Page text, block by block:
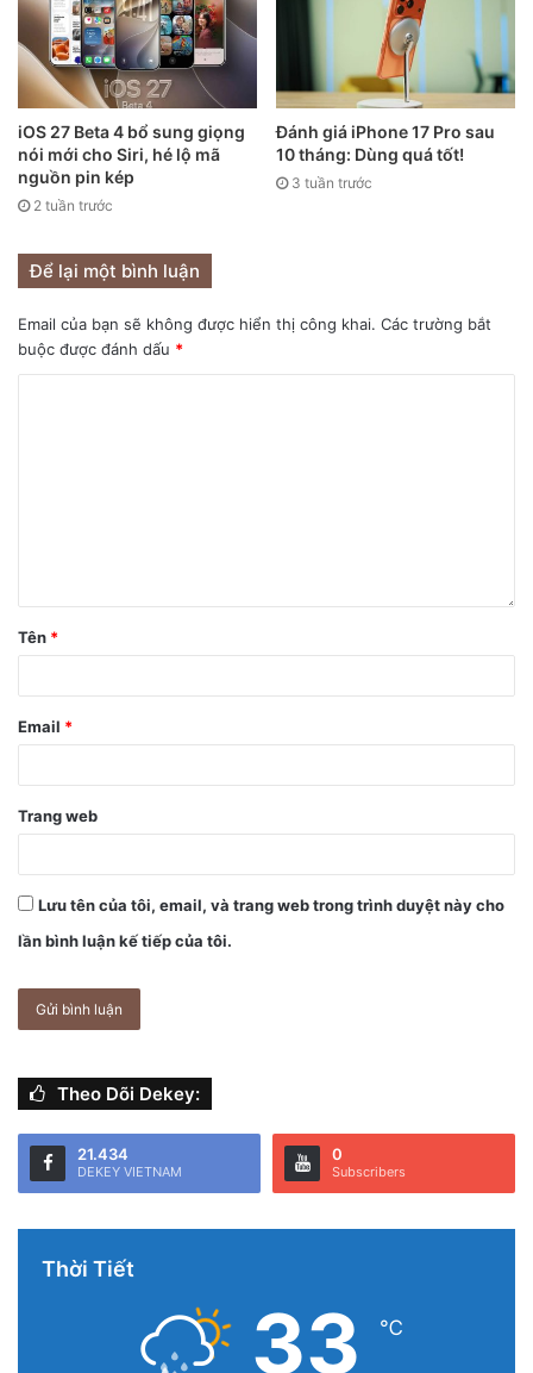
Dòng iPhone 13 năm sau sẽ được tích hợp viên pin lớn hơn.
Trong một tin tức liên quan, ông Ming-Chi Kuo gần đây
cũng cho biết iPhone 13 Pro và iPhone 13 Pro Max sẽ có
iOS 27 Beta 4 bổ sung giọng
nói mới cho Siri, hé lộ mã
nguồn pin kép
2 tuần trước
Đánh giá iPhone 17 Pro sau
10 tháng: Dùng quá tốt!
3 tuần trước
Để lại một bình luận
Email của bạn sẽ không được hiển thị công khai. Các trường bắt
buộc được đánh dấu *
Tên *
Email *
Trang web
Lưu tên của tôi, email, và trang web trong trình duyệt này cho
lần bình luận kế tiếp của tôi.
Theo Dõi Dekey:
21.434
DEKEY VIETNAM
0
Subscribers
Thời Tiết
33 ℃